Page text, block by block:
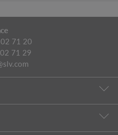
71 20
71 29